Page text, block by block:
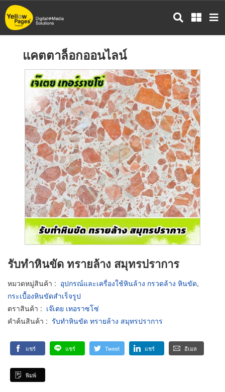
ข้าม
ไป
แคตตาล็อกออนไลน์
รับทำหินขัด ทรายล้าง สมุทรปราการ
หมวดหมู่สินค้า : อุปกรณ์และเครื่องใช้หินล้าง กรวดล้าง หินขัด,
กระเบื้องหินขัดสำเร็จรูป
ตราสินค้า : เจ๊เตย เทอราซโซ่
คำค้นสินค้า : รับทำหินขัด ทรายล้าง สมุทรปราการ
แชร์ แชร์ Tweet แชร์ อีเมล
พิมพ์